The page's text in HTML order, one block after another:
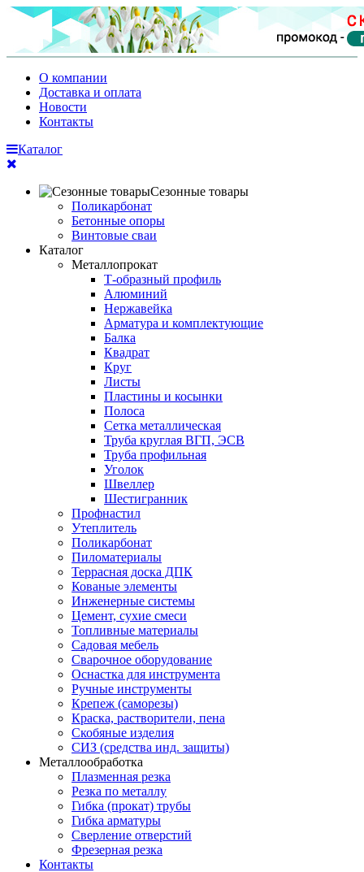
О компании
Доставка и оплата
Новости
Контакты
Каталог
Сезонные товары
Поликарбонат
Бетонные опоры
Винтовые сваи
Каталог
Металлопрокат
Т-образный профиль
Алюминий
Нержавейка
Арматура и комплектующие
Балка
Квадрат
Круг
Листы
Пластины и косынки
Полоса
Сетка металлическая
Труба круглая ВГП, ЭСВ
Труба профильная
Уголок
Швеллер
Шестигранник
Профнастил
Утеплитель
Поликарбонат
Пиломатериалы
Террасная доска ДПК
Кованые элементы
Инженерные системы
Цемент, сухие смеси
Топливные материалы
Садовая мебель
Сварочное оборудование
Оснастка для инструмента
Ручные инструменты
Крепеж (саморезы)
Краска, растворители, пена
Скобяные изделия
СИЗ (средства инд. защиты)
Металлообработка
Плазменная резка
Резка по металлу
Гибка (прокат) трубы
Гибка арматуры
Сверление отверстий
Фрезерная резка
Контакты